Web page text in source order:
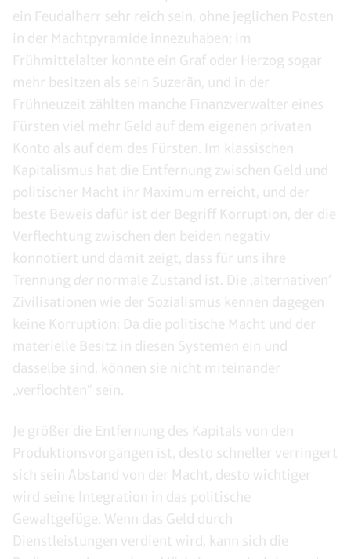
ein Feudalherr sehr reich sein, ohne jeglichen Posten
in der Machtpyramide innezuhaben; im
Frühmittelalter konnte ein Graf oder Herzog sogar
mehr besitzen als sein Suzerän, und in der
Frühneuzeit zählten manche Finanzverwalter eines
Fürsten viel mehr Geld auf dem eigenen privaten
Konto als auf dem des Fürsten. Im klassischen
Kapitalismus hat die Entfernung zwischen Geld und
politischer Macht ihr Maximum erreicht, und der
beste Beweis dafür ist der Begriff Korruption, der die
Verflechtung zwischen den beiden negativ
konnotiert und damit zeigt, dass für uns ihre
Trennung der normale Zustand ist. Die ‚alternativen‘
Zivilisationen wie der Sozialismus kennen dagegen
keine Korruption: Da die politische Macht und der
materielle Besitz in diesen Systemen ein und
dasselbe sind, können sie nicht miteinander
„verflochten“ sein.
Je größer die Entfernung des Kapitals von den
Produktionsvorgängen ist, desto schneller verringert
sich sein Abstand von der Macht, desto wichtiger
wird seine Integration in das politische
Gewaltgefüge. Wenn das Geld durch
Dienstleistungen verdient wird, kann sich die